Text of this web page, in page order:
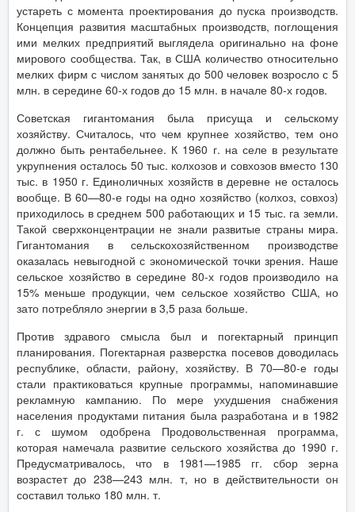
устареть с момента проектирования до пуска производств.
Концепция развития масштабных производств, поглощения
ими мелких предприятий выглядела оригинально на фоне
мирового сообщества. Так, в США количество относительно
мелких фирм с числом занятых до 500 человек возросло с 5
млн. в середине 60-х годов до 15 млн. в начале 80-х годов.
Советская гигантомания была присуща и сельскому
хозяйству. Считалось, что чем крупнее хозяйство, тем оно
должно быть рентабельнее. К 1960 г. на селе в результате
укрупнения осталось 50 тыс. колхозов и совхозов вместо 130
тыс. в 1950 г. Единоличных хозяйств в деревне не осталось
вообще. В 60—80-е годы на одно хозяйство (колхоз, совхоз)
приходилось в среднем 500 работающих и 15 тыс. га земли.
Такой сверхконцентрации не знали развитые страны мира.
Гигантомания в сельскохозяйственном производстве
оказалась невыгодной с экономической точки зрения. Наше
сельское хозяйство в середине 80-х годов производило на
15% меньше продукции, чем сельское хозяйство США, но
зато потребляло энергии в 3,5 раза больше.
Против здравого смысла был и погектарный принцип
планирования. Погектарная разверстка посевов доводилась
республике, области, району, хозяйству. В 70—80-е годы
стали практиковаться крупные программы, напоминавшие
рекламную кампанию. По мере ухудшения снабжения
населения продуктами питания была разработана и в 1982
г. с шумом одобрена Продовольственная программа,
которая намечала развитие сельского хозяйства до 1990 г.
Предусматривалось, что в 1981—1985 гг. сбор зерна
возрастет до 238—243 млн. т, но в действительности он
составил только 180 млн. т.